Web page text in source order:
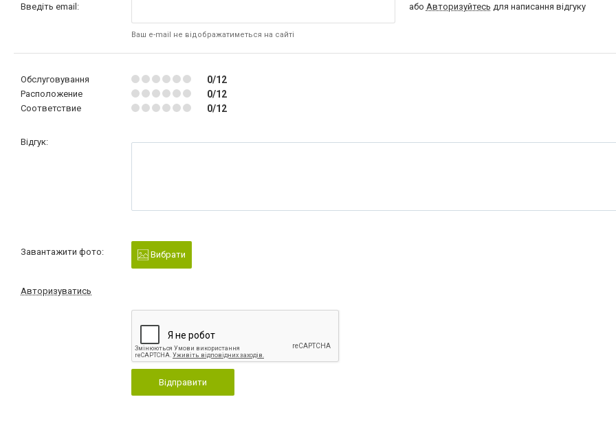
Введіть email:
Ваш e-mail не відображатиметься на сайті
або Авторизуйтесь для написання відгуку
Обслуговування 0/12
Расположение 0/12
Соответствие 0/12
Відгук:
Завантажити фото: Вибрати
Авторизуватись
Відправити